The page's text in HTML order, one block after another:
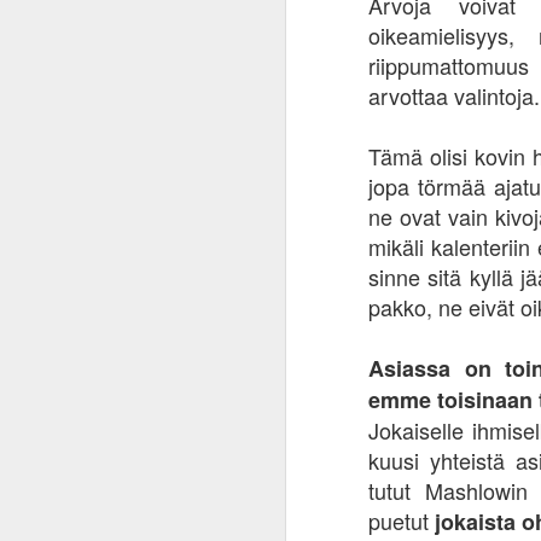
arvottaa valintoja.
Tämä olisi kovin
jopa törmää
ne ovat vain
mikäli
sinne sitä kyllä
pakko, ne eivät
Asiassa on
emme
Jokaiselle
kuusi yhteistä
tutut
puetut jokaista
keskuspankin nurinaa
Inflaation käsite on tullut tutuksi
suomalaisille kuluneen vuoden
aikana. Uutisotsikoissa naamariin
puskemaan pintaan tuotteiden
hintoja katsellessa. Oman rahan
ostovoima on vähentynyt, eli
samalla rahalla saa vähemmän
karkkia. Valtaosa ihmisistä
ymmärtää viimeistään nyt, mitä
inflaatio tarkoittaa ja loputkin
tuntevat tämän kukkarossaan.
Uutiset hehkuttavat, että
inflaatiovauhti on hidastunut tai
sen kasvu on hidastunut.